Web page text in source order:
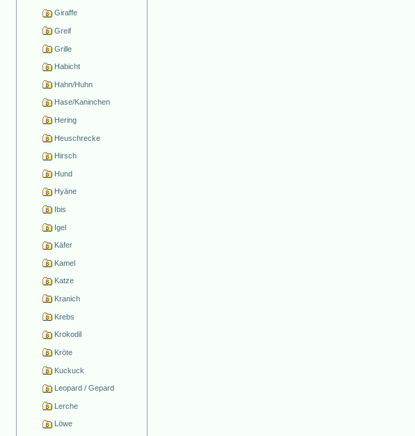
Giraffe
Greif
Grille
Habicht
Hahn/Huhn
Hase/Kaninchen
Hering
Heuschrecke
Hirsch
Hund
Hyäne
Ibis
Igel
Käfer
Kamel
Katze
Kranich
Krebs
Krokodil
Kröte
Kuckuck
Leopard / Gepard
Lerche
Löwe